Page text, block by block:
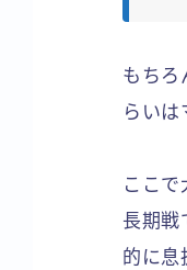
もちろ
らいは
ここ
長期戦
的に息